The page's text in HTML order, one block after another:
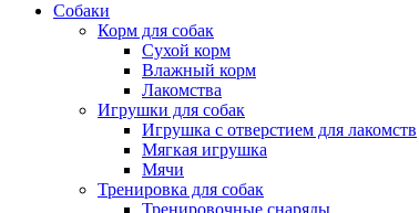
Собаки
Корм для собак
Сухой корм
Влажный корм
Лакомства
Игрушки для собак
Игрушка с отверстием для лакомств
Мягкая игрушка
Мячи
Тренировка для собак
Тренировочные снаряды